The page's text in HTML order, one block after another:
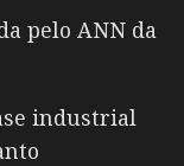
pelo ANN da
industrial